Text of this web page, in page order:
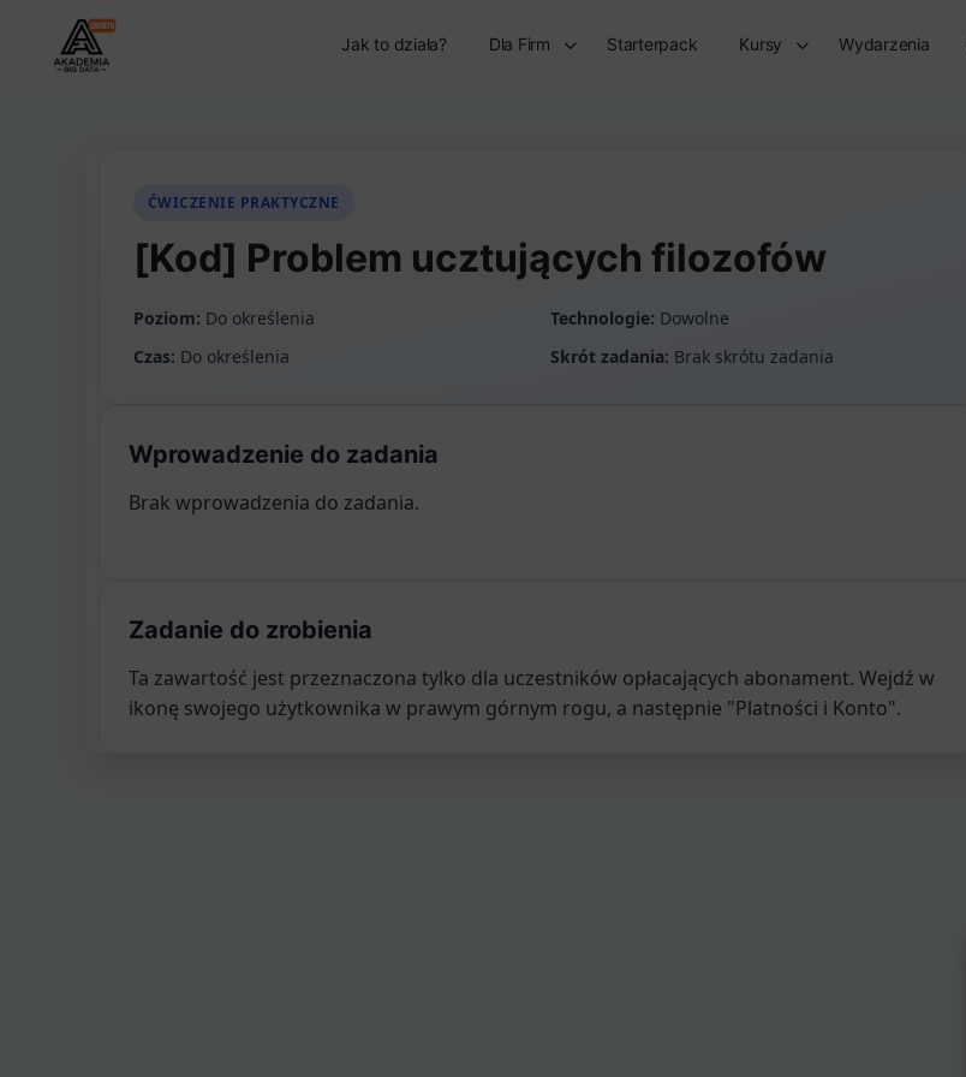
Jak to działa? Dla Firm Starterpack Kursy Wydarzenia
ĆWICZENIE PRAKTYCZNE
[Kod] Problem ucztujących filozofów
Poziom: Do określenia Technologie: Dowolne
Czas: Do określenia Skrót zadania: Brak skrótu zadania
Wprowadzenie do zadania
Brak wprowadzenia do zadania.
Zadanie do zrobienia
Ta zawartość jest przeznaczona tylko dla uczestników opłacających abonament. Wejdź w
ikonę swojego użytkownika w prawym górnym rogu, a następnie "Platności i Konto".